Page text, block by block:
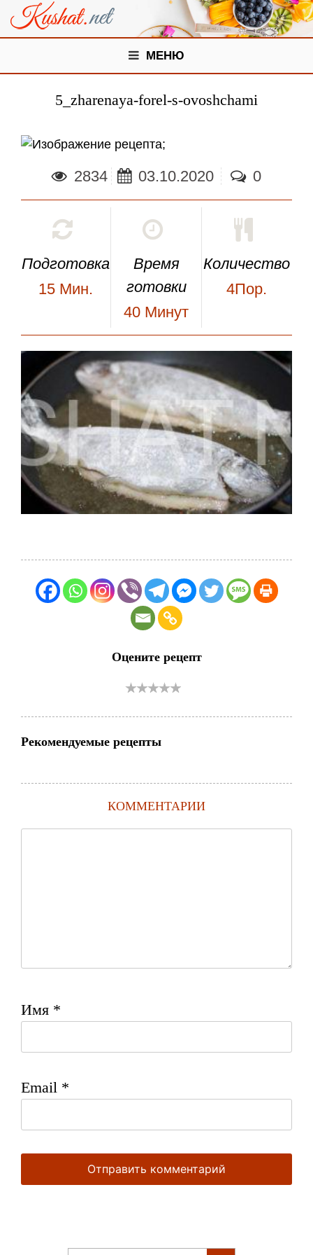
МЕНЮ
5_zharenaya-forel-s-ovoshchami
;
2834 03.10.2020 0
Подготовка
15 Мин.
Время
готовки
40 Минут
Количество
4Пор.
Оцените рецепт
Рекомендуемые рецепты
КОММЕНТАРИИ
Имя *
Email *